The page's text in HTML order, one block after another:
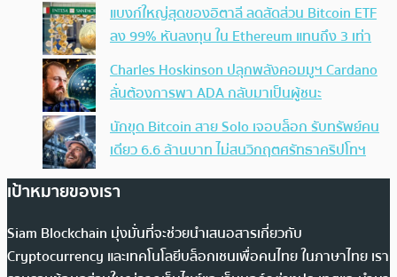
แบงก์ใหญ่สุดของอิตาลี ลดสัดส่วน Bitcoin ETF
ลง 99% หันลงทุน ใน Ethereum แทนถึง 3 เท่า
Charles Hoskinson ปลุกพลังคอมมูฯ Cardano
ลั่นต้องการพา ADA กลับมาเป็นผู้ชนะ
นักขุด Bitcoin สาย Solo เจอบล็อก รับทรัพย์คน
เดียว 6.6 ล้านบาท ไม่สนวิกฤตศรัทธาคริปโทฯ
เป้าหมายของเรา
Siam Blockchain มุ่งมั่นที่จะช่วยนำเสนอสารเกี่ยวกับ
Cryptocurrency และเทคโนโลยีบล็อกเชนเพื่อคนไทย ในภาษาไทย เรา